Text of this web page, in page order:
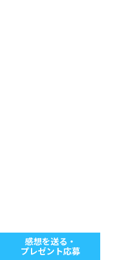
感想を送る・
プレゼント応募